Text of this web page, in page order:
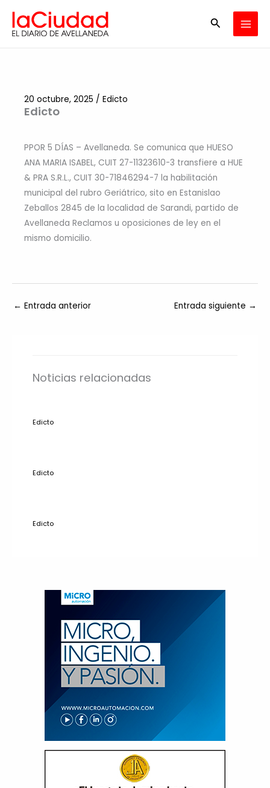
contenido
Buscar
Edicto
20 octubre, 2025 / Edicto
PPOR 5 DÍAS – Avellaneda. Se comunica que HUESO
ANA MARIA ISABEL, CUIT 27-11323610-3 transfiere a HUE
& PRA S.R.L., CUIT 30-71846294-7 la habilitación
municipal del rubro Geriátrico, sito en Estanislao
Zeballos 2845 de la localidad de Sarandi, partido de
Avellaneda Reclamos u oposiciones de ley en el
mismo domicilio.
← Entrada anterior Entrada siguiente →
Noticias relacionadas
Edicto
Edicto
Edicto